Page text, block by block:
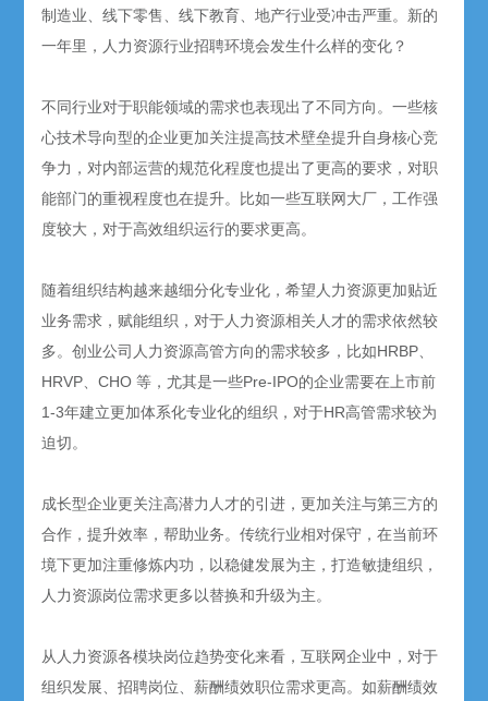
制造业、线下零售、线下教育、地产行业受冲击严重。新的
一年里，人力资源行业招聘环境会发生什么样的变化？
不同行业对于职能领域的需求也表现出了不同方向。一些核
心技术导向型的企业更加关注提高技术壁垒提升自身核心竞
争力，对内部运营的规范化程度也提出了更高的要求，对职
能部门的重视程度也在提升。比如一些互联网大厂，工作强
度较大，对于高效组织运行的要求更高。
随着组织结构越来越细分化专业化，希望人力资源更加贴近
业务需求，赋能组织，对于人力资源相关人才的需求依然较
多。创业公司人力资源高管方向的需求较多，比如HRBP、
HRVP、CHO 等，尤其是一些Pre-IPO的企业需要在上市前
1-3年建立更加体系化专业化的组织，对于HR高管需求较为
迫切。
成长型企业更关注高潜力人才的引进，更加关注与第三方的
合作，提升效率，帮助业务。传统行业相对保守，在当前环
境下更加注重修炼内功，以稳健发展为主，打造敏捷组织，
人力资源岗位需求更多以替换和升级为主。
从人力资源各模块岗位趋势变化来看，互联网企业中，对于
组织发展、招聘岗位、薪酬绩效职位需求更高。如薪酬绩效